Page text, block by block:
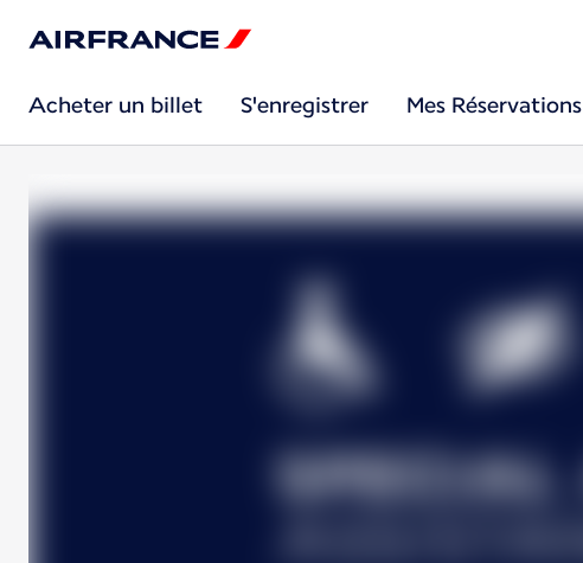
Acheter un billet S'enregistrer Mes Réservations